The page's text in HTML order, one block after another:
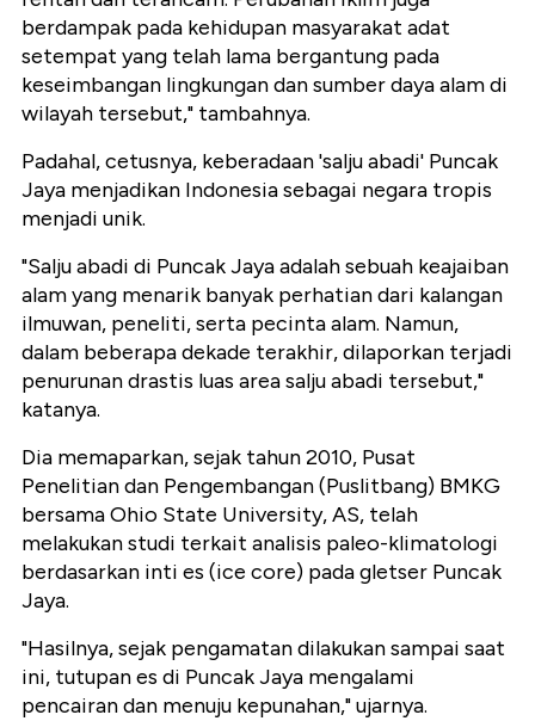
berdampak pada kehidupan masyarakat adat
setempat yang telah lama bergantung pada
keseimbangan lingkungan dan sumber daya alam di
wilayah tersebut," tambahnya.
Padahal, cetusnya, keberadaan 'salju abadi' Puncak
Jaya menjadikan Indonesia sebagai negara tropis
menjadi unik.
"Salju abadi di Puncak Jaya adalah sebuah keajaiban
alam yang menarik banyak perhatian dari kalangan
ilmuwan, peneliti, serta pecinta alam. Namun,
dalam beberapa dekade terakhir, dilaporkan terjadi
penurunan drastis luas area salju abadi tersebut,"
katanya.
Dia memaparkan, sejak tahun 2010, Pusat
Penelitian dan Pengembangan (Puslitbang) BMKG
bersama Ohio State University, AS, telah
melakukan studi terkait analisis paleo-klimatologi
berdasarkan inti es (ice core) pada gletser Puncak
Jaya.
"Hasilnya, sejak pengamatan dilakukan sampai saat
ini, tutupan es di Puncak Jaya mengalami
pencairan dan menuju kepunahan," ujarnya.